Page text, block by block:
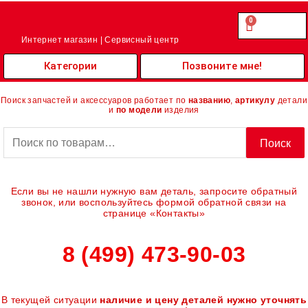
Перейти
Интернет магазин | Сервисный центр
0.00
0
Cart
Категории Позвоните мне!
Поиск запчастей и аксессуаров работает по названию артикулу детали
и по модели изделия
Поиск
Если вы не нашли нужную вам деталь, запросите обратный
звонок, или воспользуйтесь формой обратной связи на
странице «Контакты»
8 (499) 473-90-03
В текущей ситуации наличие и цену деталей нужно уточнять